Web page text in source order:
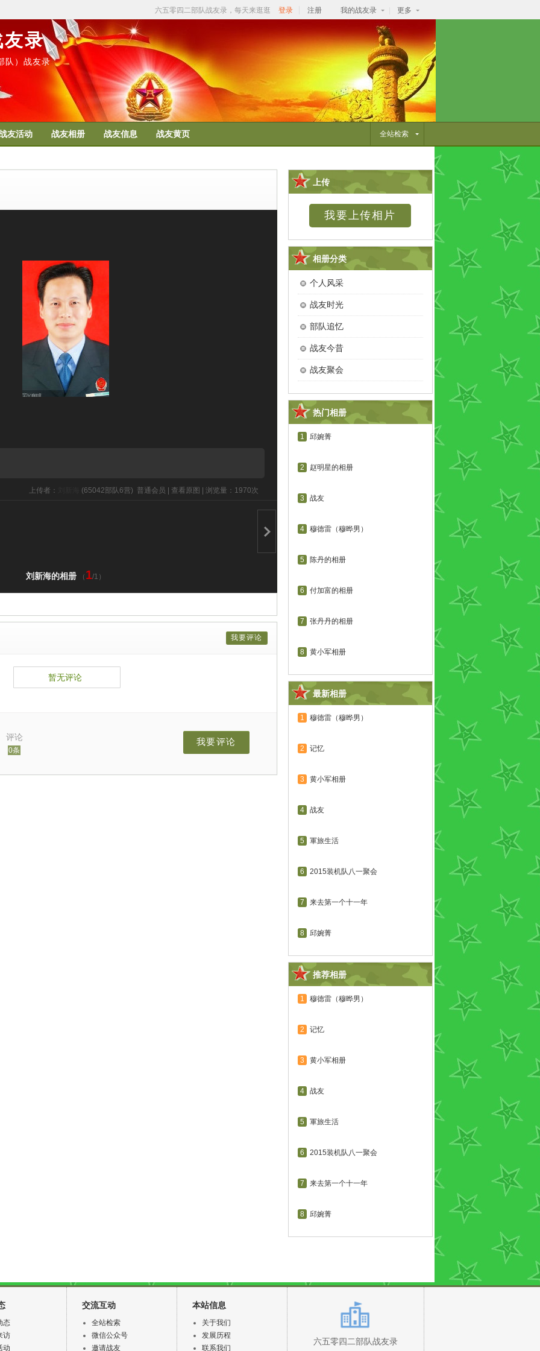
六五零四二部队战友录，每天来逛逛 登录 注册 我的战友录 更多
友录
队）战友录
友活动 战友相册 战友信息 战友黄页 全站检索
上传者： (65042部队6营) 普通会员 查看原图 浏览量：1970次
刘新海的相册 （ 1/1）
我要评论
暂无评论
我要评论
评论
0条
上传
相册分类
个人风采
战友时光
部队追忆
战友今昔
战友聚会
热门相册
1 邱婉菁
2 赵明星的相册
3 战友
4 穆德雷（穆晔男）
5 陈丹的相册
6 付加富的相册
7 张丹丹的相册
8 黄小军相册
最新相册
1 穆德雷（穆晔男）
2 记忆
3 黄小军相册
4 战友
5 軍旅生活
6 2015装机队八一聚会
7 来去第一个十一年
8 邱婉菁
推荐相册
1 穆德雷（穆晔男）
2 记忆
3 黄小军相册
4 战友
5 軍旅生活
6 2015装机队八一聚会
7 来去第一个十一年
8 邱婉菁
态
访
动
交流互动
全站检索
微信公众号
邀请战友
本站信息
关于我们
发展历程
联系我们
六五零四二部队战友录